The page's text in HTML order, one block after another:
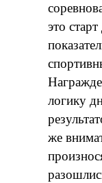
это
логику
же